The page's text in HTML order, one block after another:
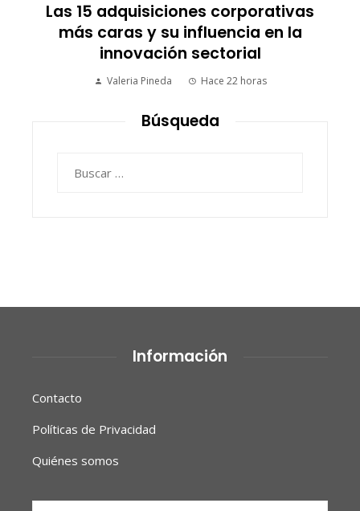
Las 15 adquisiciones corporativas
más caras y su influencia en la
innovación sectorial
Valeria Pineda Hace 22 horas
Búsqueda
Información
Contacto
Políticas de Privacidad
Quiénes somos